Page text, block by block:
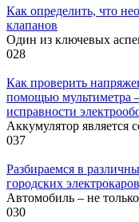
Как определить, что
клапанов
Один из ключевых
028
Как проверить
помощью мультиметра
исправности
Аккумулятор является
037
Разбираемся в
городских
Автомобиль – не
030